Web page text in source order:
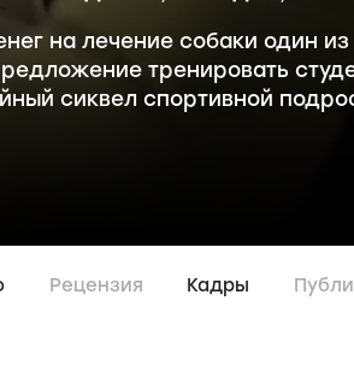
на лечение собаки один
тренировать
сиквел спортивной
Рецензия Кадры